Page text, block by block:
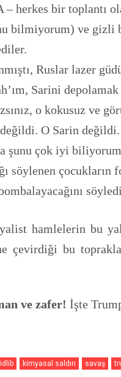
herkes bir toplantı
bilmiyorum) ve gizli
Ruslar lazer
Sarini
o kokusuz ve
O Sarin
şunu çok iyi
söylenen
hamlelerin bu
çevirdiği bu
ve zafer! İşte
idlib kimyasal saldırı savaş